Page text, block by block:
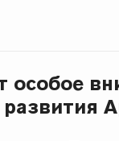
особое